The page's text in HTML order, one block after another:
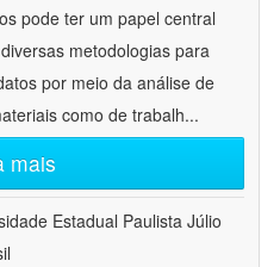
pode ter um papel central
metodologias para
por meio da análise de
como de trabalh...
mais
Estadual Paulista Júlio